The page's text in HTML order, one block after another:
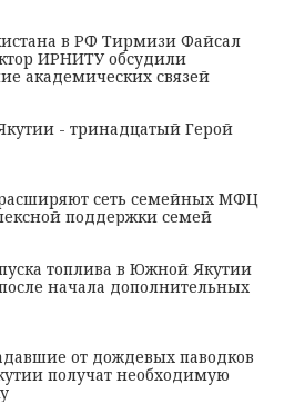
в РФ Тирмизи Файсал
ИРНИТУ обсудили
академических связей
- тринадцатый Герой
сеть семейных МФЦ
поддержки семей
топлива в Южной Якутии
начала дополнительных
от дождевых паводков
получат необходимую